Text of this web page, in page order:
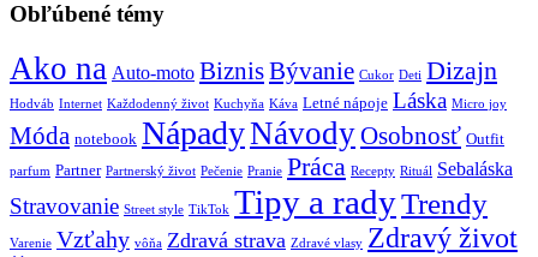
Obľúbené témy
Ako na Auto-moto BiznisBývanie Cukor Deti Dizajn
Hodváb Internet Každodenný život Kuchyňa Káva Letné nápoje Láska Micro joy
Móda notebook NápadyNávodyOsobnosť Outfit
parfum Partner Partnerský život Pečenie Pranie Práca Recepty Rituál Sebaláska
Stravovanie Street style TikTok Tipy a radyTrendy
Varenie Vzťahy vôňa Zdravá strava Zdravé vlasy Zdravý život